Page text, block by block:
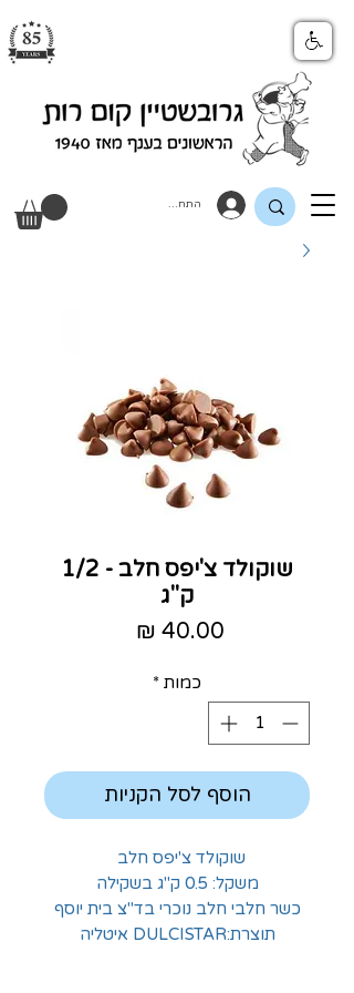
התחבר
שוקולד צ'יפס חלב - 1/2
ק"ג
כמות *
הוסף לסל הקניות
שוקולד צ'יפס חלב
משקל: 0.5 ק"ג בשקילה
כשר חלבי חלב נוכרי בד"צ בית יוסף
תוצרת:DULCISTAR איטליה